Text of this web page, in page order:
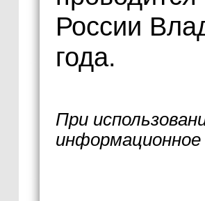
России
года.
При